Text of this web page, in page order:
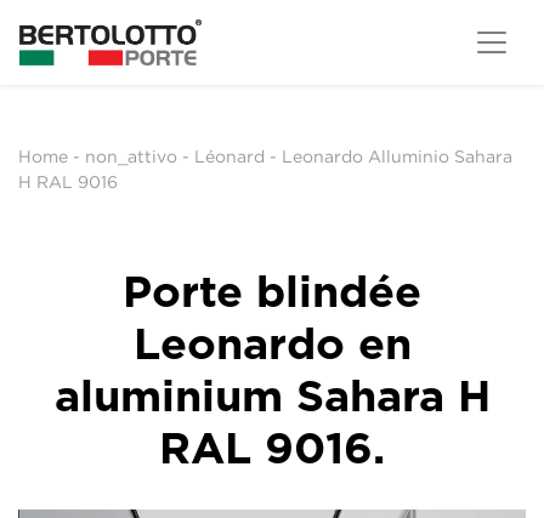
Home - non_attivo - Léonard - Leonardo Alluminio Sahara
H RAL 9016
Porte blindée
Leonardo en
aluminium Sahara H
RAL 9016.